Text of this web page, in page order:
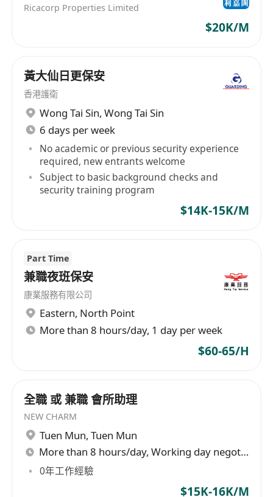
Ricacorp Properties Limited
$20K/M
黃大仙日更保安
香港護衛
Wong Tai Sin, Wong Tai Sin
6 days per week
No academic or previous security experience
required, new entrants welcome
Subject to basic background checks and
security training program
$14K-15K/M
Part Time
兼職夜班保安
康業服務有限公司
Eastern, North Point
More than 8 hours/day, 1 day per week
$60-65/H
全職 或 兼職 會所助理
NEW CHARM
Tuen Mun, Tuen Mun
More than 8 hours/day, Working day negotiable
0年工作經驗
$15K-16K/M